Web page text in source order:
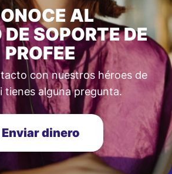
AL
SOPORTE DE
PROFEE
con nuestros héroes de
tienes alguna pregunta.
Enviar dinero